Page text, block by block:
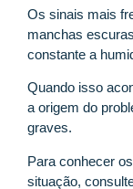
Os sinais mais
manchas
constante a
Quando isso
a origem do
graves.
Para conhecer
situação,